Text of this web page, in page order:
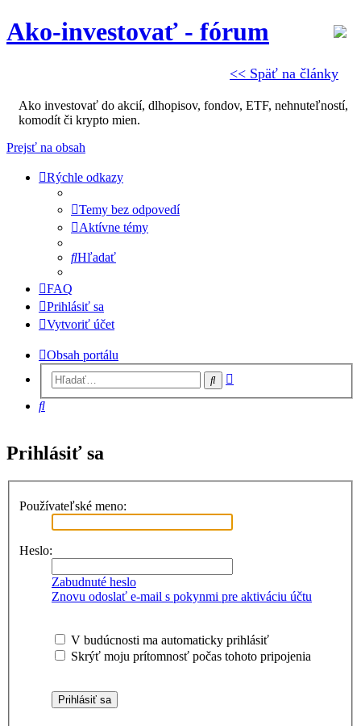
<< Späť na články
Ako-investovať - fórum
Ako investovať do akcií, dlhopisov, fondov, ETF, nehnuteľností,
komodít či krypto mien.
Prejsť na obsah
Rýchle odkazy
Temy bez odpovedí
Aktívne témy
Hľadať
FAQ
Prihlásiť sa
Vytvoriť účet
Obsah portálu
Hľadať
Hľadať
Prihlásiť sa
Používateľské meno:
Heslo:
Zabudnuté heslo
Znovu odoslať e-mail s pokynmi pre aktiváciu účtu
V budúcnosti ma automaticky prihlásiť
Skrýť moju prítomnosť počas tohoto pripojenia